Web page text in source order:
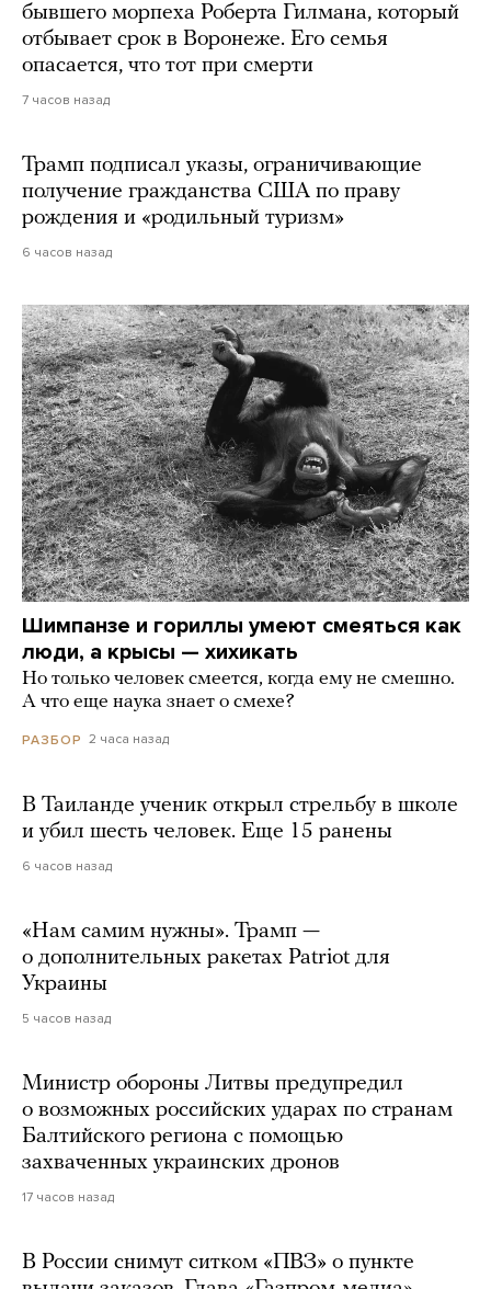
бывшего морпеха Роберта Гилмана, который
отбывает срок в Воронеже. Его семья
опасается, что тот при смерти
7 часов назад
Трамп подписал указы, ограничивающие
получение гражданства США по праву
рождения и «родильный туризм»
6 часов назад
Шимпанзе и гориллы умеют смеяться как
люди, а крысы — хихикать
Но только человек смеется, когда ему не смешно.
А что еще наука знает о смехе?
РАЗБОР 2 часа назад
В Таиланде ученик открыл стрельбу в школе
и убил шесть человек. Еще 15 ранены
6 часов назад
«Нам самим нужны». Трамп —
о дополнительных ракетах Patriot для
Украины
5 часов назад
Министр обороны Литвы предупредил
о возможных российских ударах по странам
Балтийского региона с помощью
захваченных украинских дронов
17 часов назад
В России снимут ситком «ПВЗ» о пункте